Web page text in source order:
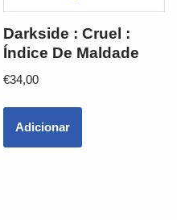
Darkside : Cruel :
Índice De Maldade
€34,00
Adicionar